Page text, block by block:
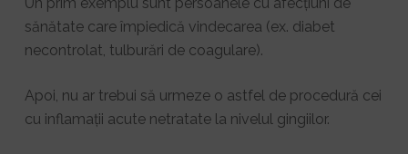
sănătate care împiedică vindecarea (ex. diabet
necontrolat, tulburări de coagulare).
Apoi, nu ar trebui să urmeze o astfel de procedură cei
cu inflamații acute netratate la nivelul gingiilor.